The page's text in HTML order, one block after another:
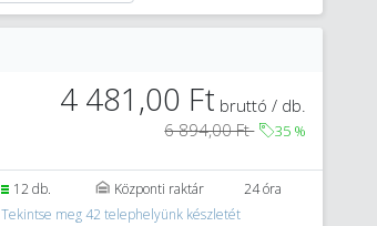
4 481,00 Ft bruttó / db.
6 894,00 Ft
35 %
12 db. Központi raktár
24 óra
Tekintse meg 42 telephelyünk készletét